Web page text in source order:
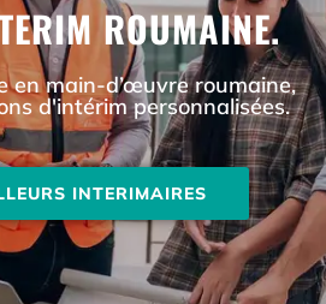
ROUMAINE.
en main-d’œuvre roumaine,
d'intérim personnalisées.
INTERIMAIRES